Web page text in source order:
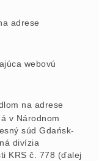
adrese
webovú
na adrese
v Národnom
súd Gdańsk-
divízia
KRS č. 778 (ďalej